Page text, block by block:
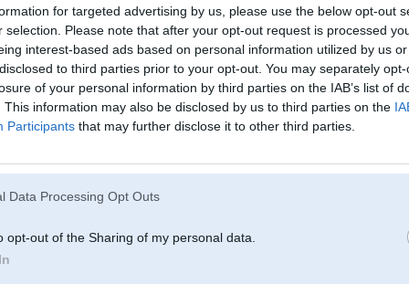
for targeted advertising by us, please use the below opt-out
selection. Please note that after your opt-out request is processed
interest-based ads based on personal information utilized by us
to third parties prior to your opt-out. You may separately
of your personal information by third parties on the IAB’s list of
This information may also be disclosed by us to third parties on the
Participants that may further disclose it to other third parties.
Data Processing Opt Outs
opt-out of the Sharing of my personal data.
Kāzas pie kājas. Gandrīz katrs taču vismaz vienu reizi dzīvē precas.
Bet zemnieku sajūsma par šīm konkrētajām kāzām ir manam alkohola
WTF?? Vienalga tak - precas sveši ļautiņi..
[ Šo ziņu laboja taksists, 03 May 2011, 10:51:28 ]
Tā nav dzīve, bet stragls..